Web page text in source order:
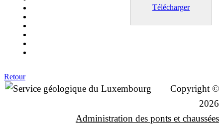
Télécharger
Retour
Copyright ©
2026
Administration des ponts et chaussées